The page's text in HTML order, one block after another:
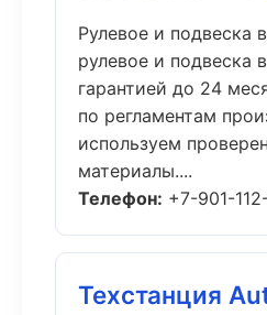
Рулевое и подвеска
рулевое и подвеска
гарантией до 24
по регламентам
используем
материалы....
Телефон: +7-901-
Техстанция